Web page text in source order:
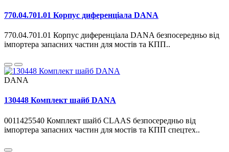
770.04.701.01 Корпус диференціала DANA
770.04.701.01 Корпус диференціала DANA безпосередньо від
імпортера запасних частин для мостів та КПП..
DANA
130448 Комплект шайб DANA
0011425540 Комплект шайб CLAAS безпосередньо від
імпортера запасних частин для мостів та КПП спецтех..